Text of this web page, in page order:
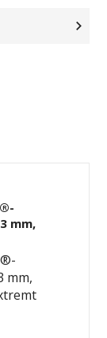
mm,
mm,